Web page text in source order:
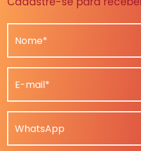
Nome*
E-mail*
WhatsApp